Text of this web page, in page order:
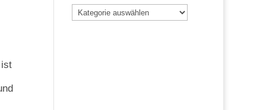
Beiträge
nach